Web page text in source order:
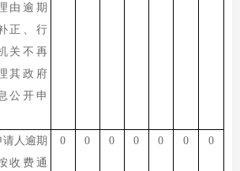
由逾期
正、行
关不再
其政府
公开申
请人逾期
收费通
0 0 0 0 0 0 0